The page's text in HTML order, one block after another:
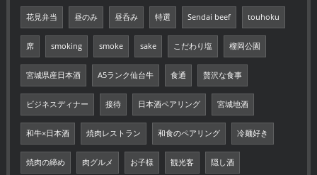
花見弁当 昼のみ 昼呑み 特選 Sendai beef touhoku
席 smoking smoke sake こだわり塩 榴岡公園
宮城県産日本酒 A5ランク仙台牛 食通 贅沢な食事
ビジネスディナー 接待 日本酒ペアリング 宮城地酒
和牛×日本酒 焼肉レストラン 和食のペアリング 冷麺好き
焼肉の締め 肉グルメ お子様 観光客 隠し酒